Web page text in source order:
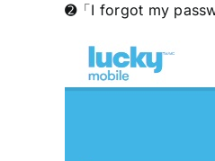
➋「I forgot my